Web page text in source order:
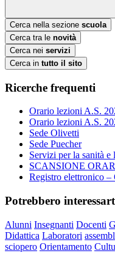
Cerca nella sezione scuola
Cerca tra le novità
Cerca nei servizi
Cerca in tutto il sito
Ricerche frequenti
Orario lezioni A.S.
Orario lezioni A.S.
Sede Olivetti
Sede Puecher
Servizi per la sanità e
SCANSIONE
Registro elettronico –
Potrebbero
Alunni Insegnanti Docenti
Didattica Laboratori
sciopero Orientamento